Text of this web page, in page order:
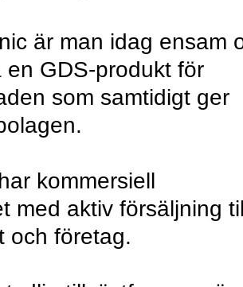
är man idag ensam
en GDS-produkt för
som samtidigt ger
kommersiell
med aktiv försäljning
och företag.